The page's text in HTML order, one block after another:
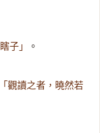
瞎子」 。
「觀讀之者，曉然若